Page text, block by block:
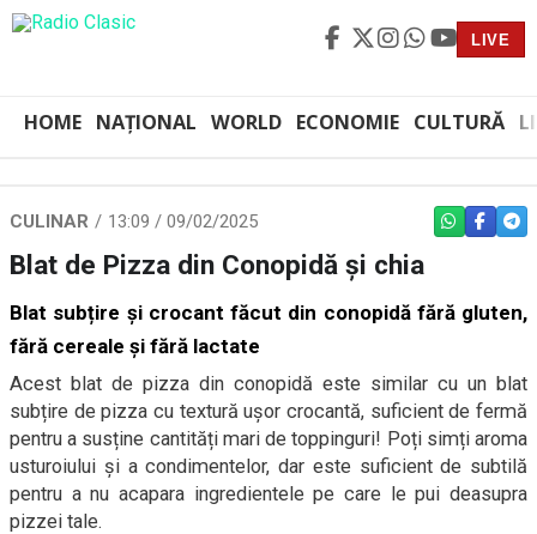
LIVE
HOME NAȚIONAL WORLD ECONOMIE CULTURĂ
CULINAR 13:09 / 09/02/2025 WHATSAPP
Blat de Pizza din Conopidă și chia
Blat subțire și crocant făcut din conopidă fără gluten,
fără cereale și fără lactate
Acest blat de pizza din conopidă este similar cu un blat
subțire de pizza cu textură ușor crocantă, suficient de fermă
pentru a susține cantități mari de toppinguri! Poți simți aroma
usturoiului și a condimentelor, dar este suficient de subtilă
pentru a nu acapara ingredientele pe care le pui deasupra
pizzei tale.